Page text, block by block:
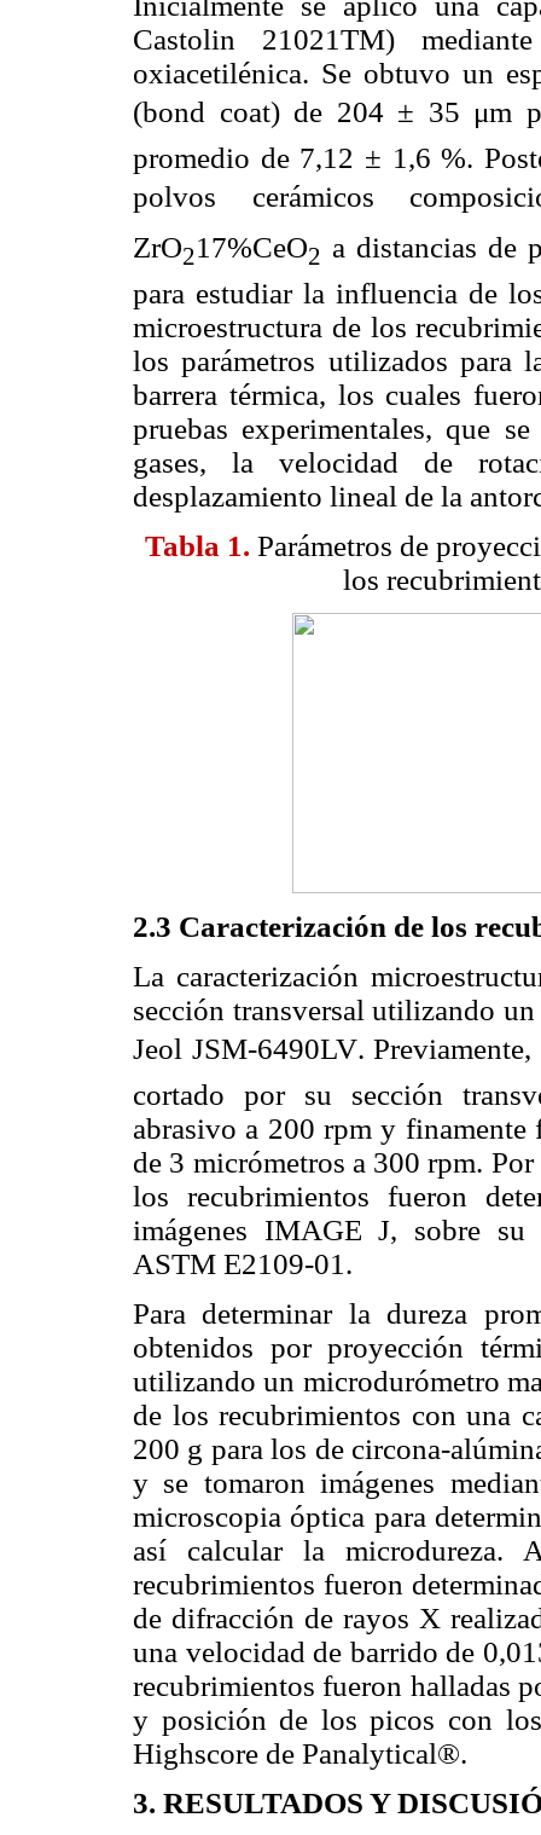
Castolin 21021TM)
oxiacetilénica. Se obtuvo un
(bond coat) de 204 ± 35 μm
promedio de 7,12 ± 1,6 %.
polvos cerámicos
ZrO217%CeO2 a distancias de
para estudiar la influencia de
microestructura de los
los parámetros utilizados para
barrera térmica, los cuales
pruebas experimentales, que
gases, la velocidad de
desplazamiento lineal de la
Tabla 1. Parámetros de
los
2.3 Caracterización de los
La caracterización
sección transversal utilizando
Jeol JSM-6490LV.
cortado por su sección
abrasivo a 200 rpm y finamente
de 3 micrómetros a 300 rpm.
los recubrimientos fueron
imágenes IMAGE J, sobre su
ASTM E2109-01.
Para determinar la dureza
obtenidos por proyección
utilizando un microdurómetro
de los recubrimientos con una
200 g para los de circona-
y se tomaron imágenes
microscopia óptica para
así calcular la microdureza.
recubrimientos fueron
de difracción de rayos X
una velocidad de barrido de
recubrimientos fueron halladas
y posición de los picos con
Highscore de Panalytical®.
3. RESULTADOS Y